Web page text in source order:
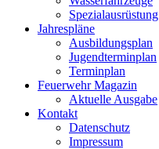
Spezialausrüstung
Jahrespläne
Ausbildungsplan
Jugendterminplan
Terminplan
Feuerwehr Magazin
Aktuelle Ausgabe
Kontakt
Datenschutz
Impressum